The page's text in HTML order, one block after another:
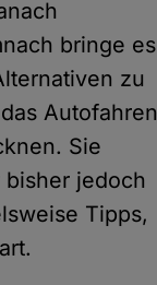
bringe es
zu
Autofahren
Sie
jedoch
Tipps,